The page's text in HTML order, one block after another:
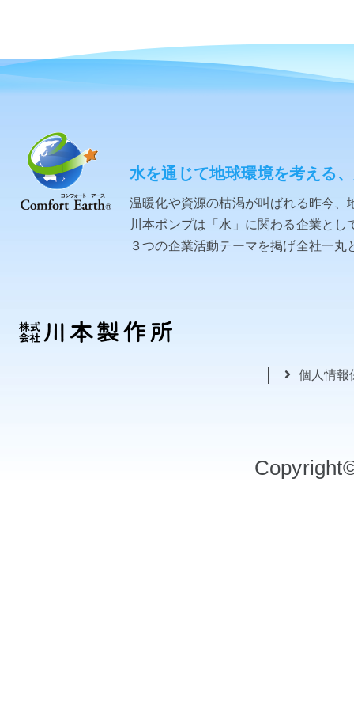
水を通じて地球環境を考える
温暖化や資源の枯渇が叫ばれる昨今
川本ポンプは「水」に関わる企業と
３つの企業活動テーマを掲げ全社一
個人情報